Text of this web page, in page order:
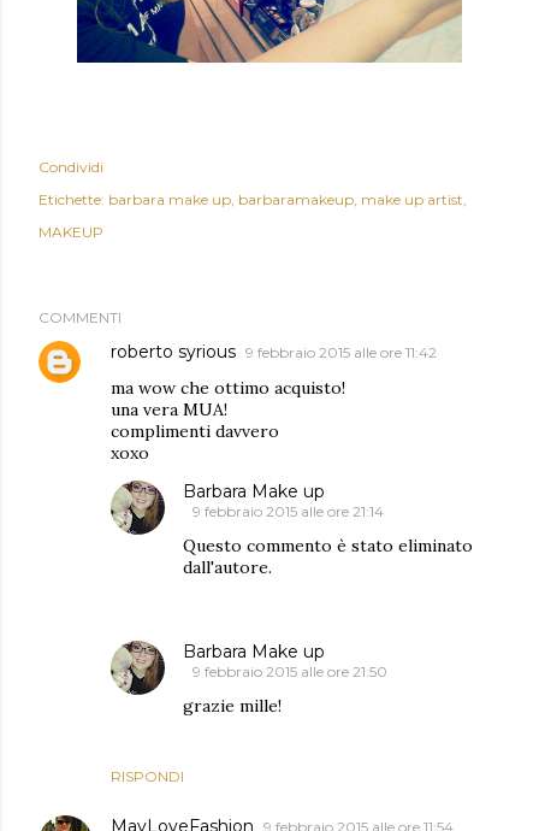
Condividi
Etichette: barbara make up barbaramakeup make up artist
MAKEUP
COMMENTI
roberto syrious 9 febbraio 2015 alle ore 11:42
ma wow che ottimo acquisto!
una vera MUA!
complimenti davvero
xoxo
RISPONDI
Barbara Make up
9 febbraio 2015 alle ore 21:14
Questo commento è stato eliminato
dall'autore.
Barbara Make up
9 febbraio 2015 alle ore 21:50
grazie mille!
MayLoveFashion 9 febbraio 2015 alle ore 11:54